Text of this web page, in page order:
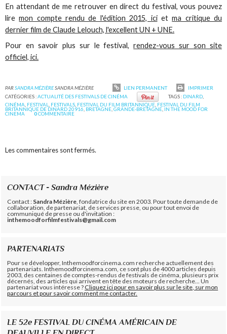
En attendant de me retrouver en direct du festival, vous pouvez
liremon compte rendu de l'édition 2015, icietma critique du
dernier film de Claude Lelouch, l'excellent UN + UNE.
Pour en savoir plus sur le festival,rendez-vous sur son site
officiel, ici.
PARSANDRA MÉZIÈRESANDRA MÉZIÈRE LIEN PERMANENT
IMPRIMER
CATÉGORIES :ACTUALITÉ DES FESTIVALS DE CINÉMA TAGS : DINARD,
CINÉMA FESTIVAL FESTIVALS FESTIVAL DU FILM BRITANNIQUE FESTIVAL DU FILM
BRITANNIQUE DE DINARD 20916 BRETAGNE ,GRANDE-BRETAGNE IN THE MOOD FOR
CINEMA 0COMMENTAIRE
Les commentaires sont fermés.
CONTACT - Sandra Mézière
Contact : Sandra Mézière , fondatrice du site en 2003. Pour toute demande de
collaboration, de partenariat, de services presse, ou pour tout envoi de
communiqué de presse ou d'invitation :
inthemoodforfilmfestivals@gmail.com
PARTENARIATS
Pour se développer, Inthemoodforcinema.com recherche actuellement des
partenariats. Inthemoodforcinema.com, ce sont plus de 4000 articles depuis
2003, des centaines de comptes-rendus de festivals de cinéma, plusieurs prix
décernés, des articles qui arrivent en tête des moteurs de recherche... Un
partenariat vous intéresse ?Cliquez ici pour en savoir plus sur le site, sur mon
parcours et pour savoir comment me contacter.
LE 52e FESTIVAL DU CINÉMA AMÉRICAIN DE